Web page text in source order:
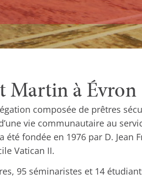
Martin à Évron
composée de prêtres
vie communautaire au
été fondée en 1976 par D. Jean
Vatican II.
95 séminaristes et 14